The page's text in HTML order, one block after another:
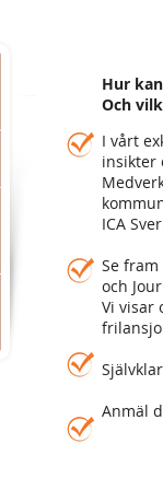
Hur
Och
I vårt
insikter
ICA
Se
och
Vi visar
Anmäl